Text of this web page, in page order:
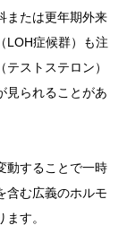
または更年期外来
LOH症候群）も注
ストステロン）
見られることがあ
動することで一時
含む広義のホルモ
す。